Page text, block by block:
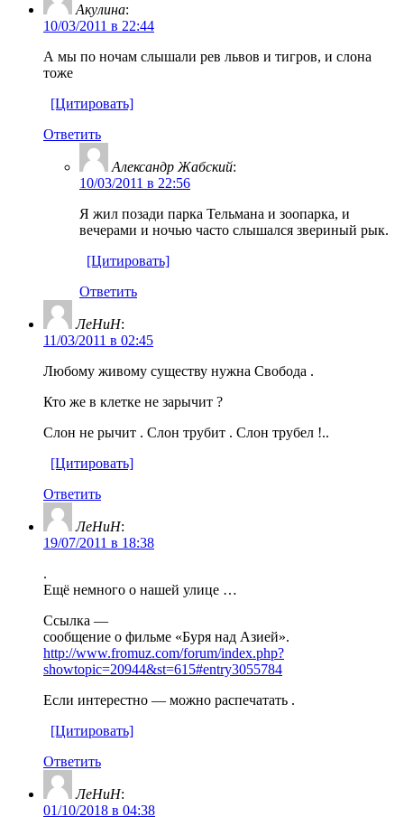
Акулина:
10/03/2011 в 22:44
А мы по ночам слышали рев львов и тигров, и слона
тоже
[Цитировать]
Ответить
Александр Жабский:
10/03/2011 в 22:56
Я жил позади парка Тельмана и зоопарка, и
вечерами и ночью часто слышался звериный рык.
[Цитировать]
Ответить
ЛеНиН:
11/03/2011 в 02:45
Любому живому существу нужна Свобода .
Кто же в клетке не зарычит ?
Слон не рычит . Слон трубит . Слон трубел !..
[Цитировать]
Ответить
ЛеНиН:
19/07/2011 в 18:38
.
Ещё немного о нашей улице …
Ссылка —
сообщение о фильме «Буря над Азией».
http://www.fromuz.com/forum/index.php?
showtopic=20944&st=615#entry3055784
Если интерестно — можно распечатать .
[Цитировать]
Ответить
ЛеНиН:
01/10/2018 в 04:38